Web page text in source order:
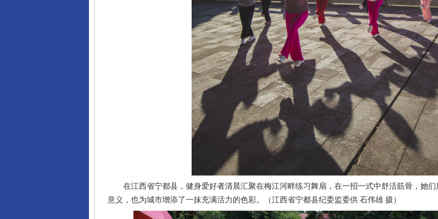
在江西省宁都县，健身爱好者清晨汇聚在梅江河畔练习舞扇，在一招一式中舒活筋骨，她们
意义，也为城市增添了一抹充满活力的色彩。（江西省宁都县纪委监委供 石伟雄 摄）
一纸欠条伤亲情 巡回调解促和解..